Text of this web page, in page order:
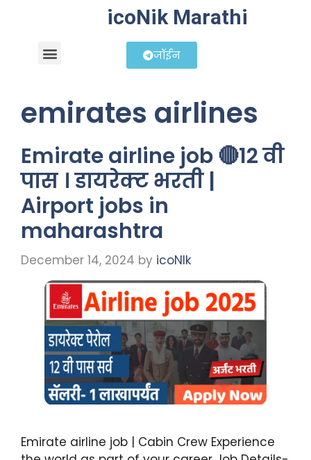
icoNik Marathi
जॉईन
emirates airlines
Emirate airline job 🔴12 वी
पास । डायरेक्ट भरती |
Airport jobs in
maharashtra
December 14, 2024 by icoNIk
Emirate airline job | Cabin Crew Experience